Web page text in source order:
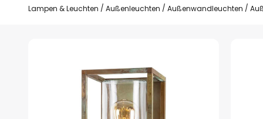
Lampen & Leuchten Außenleuchten Außenwandleuchten